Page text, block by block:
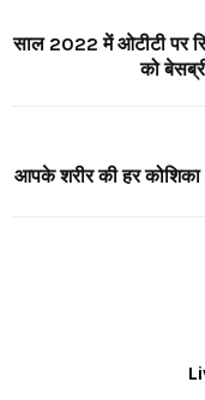
साल 2022 में ओटीटी पर
को
आपके शरीर की हर